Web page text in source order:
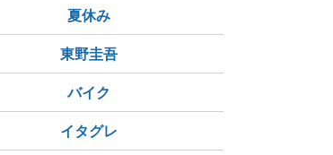
目黒駅から歩いてすぐ
です 庭園美術館
＆アーペル展
夏休み
東野圭吾
バイク
イタグレ